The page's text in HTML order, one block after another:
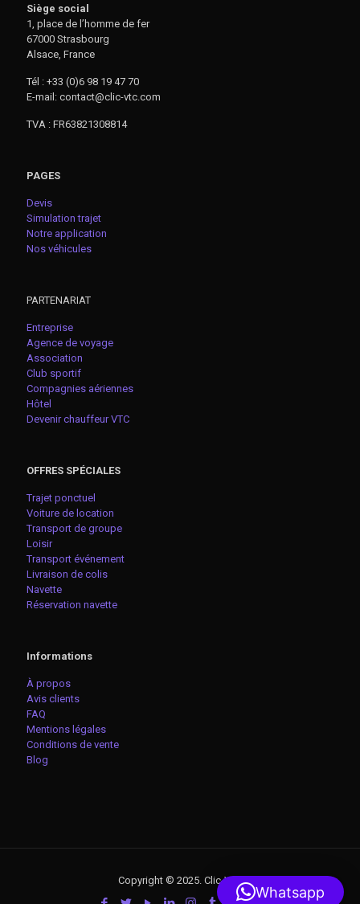
Siège social
1, place de l’homme de fer
67000 Strasbourg
Alsace, France
Tél : +33 (0)6 98 19 47 70
E-mail: contact@clic-vtc.com
TVA : FR63821308814
PAGES
Devis
Simulation trajet
Notre application
Nos véhicules
PARTENARIAT
Entreprise
Agence de voyage
Association
Club sportif
Compagnies aériennes
Hôtel
Devenir chauffeur VTC
OFFRES SPÉCIALES
Trajet ponctuel
Voiture de location
Transport de groupe
Loisir
Transport événement
Livraison de colis
Navette
Réservation navette
Informations
À propos
Avis clients
FAQ
Mentions légales
Conditions de vente
Blog
Copyright © 2025. Clic-VTC
Whatsapp